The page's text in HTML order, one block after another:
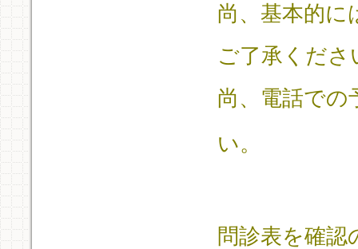
尚、基本的に
ご了承くださ
尚、電話での
い。
問診表を確認